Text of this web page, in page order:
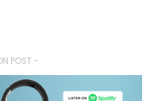
POST -